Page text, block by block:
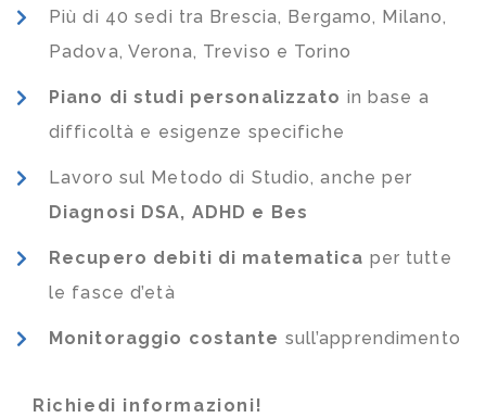
Più di 40 sedi tra Brescia, Bergamo, Milano,
Padova, Verona, Treviso e Torino
Piano di studi personalizzato in base a
difficoltà e esigenze specifiche
Lavoro sul Metodo di Studio, anche per
Diagnosi DSA, ADHD e Bes
Recupero debiti di matematica per tutte
le fasce d’età
Monitoraggio costante sull’apprendimento
Richiedi informazioni!